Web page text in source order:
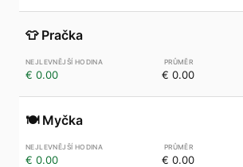
👕 Pračka
€ 0.00 € 0.00
🍽️ Myčka
€ 0.00 € 0.00